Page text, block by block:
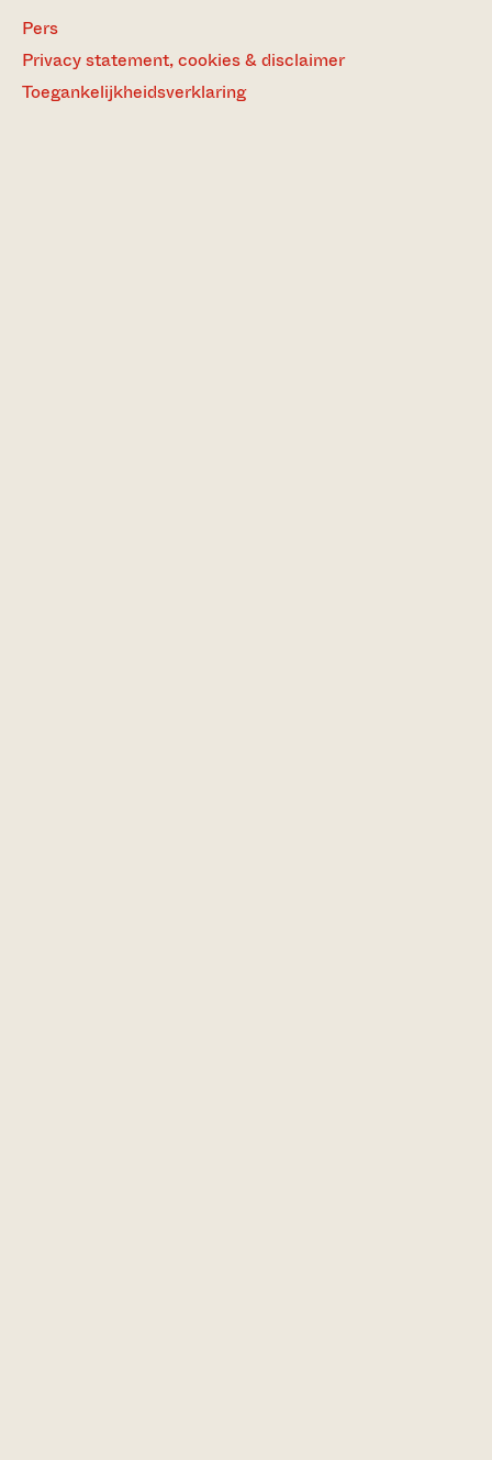
Pers
Privacy statement, cookies & disclaimer
Toegankelijkheidsverklaring